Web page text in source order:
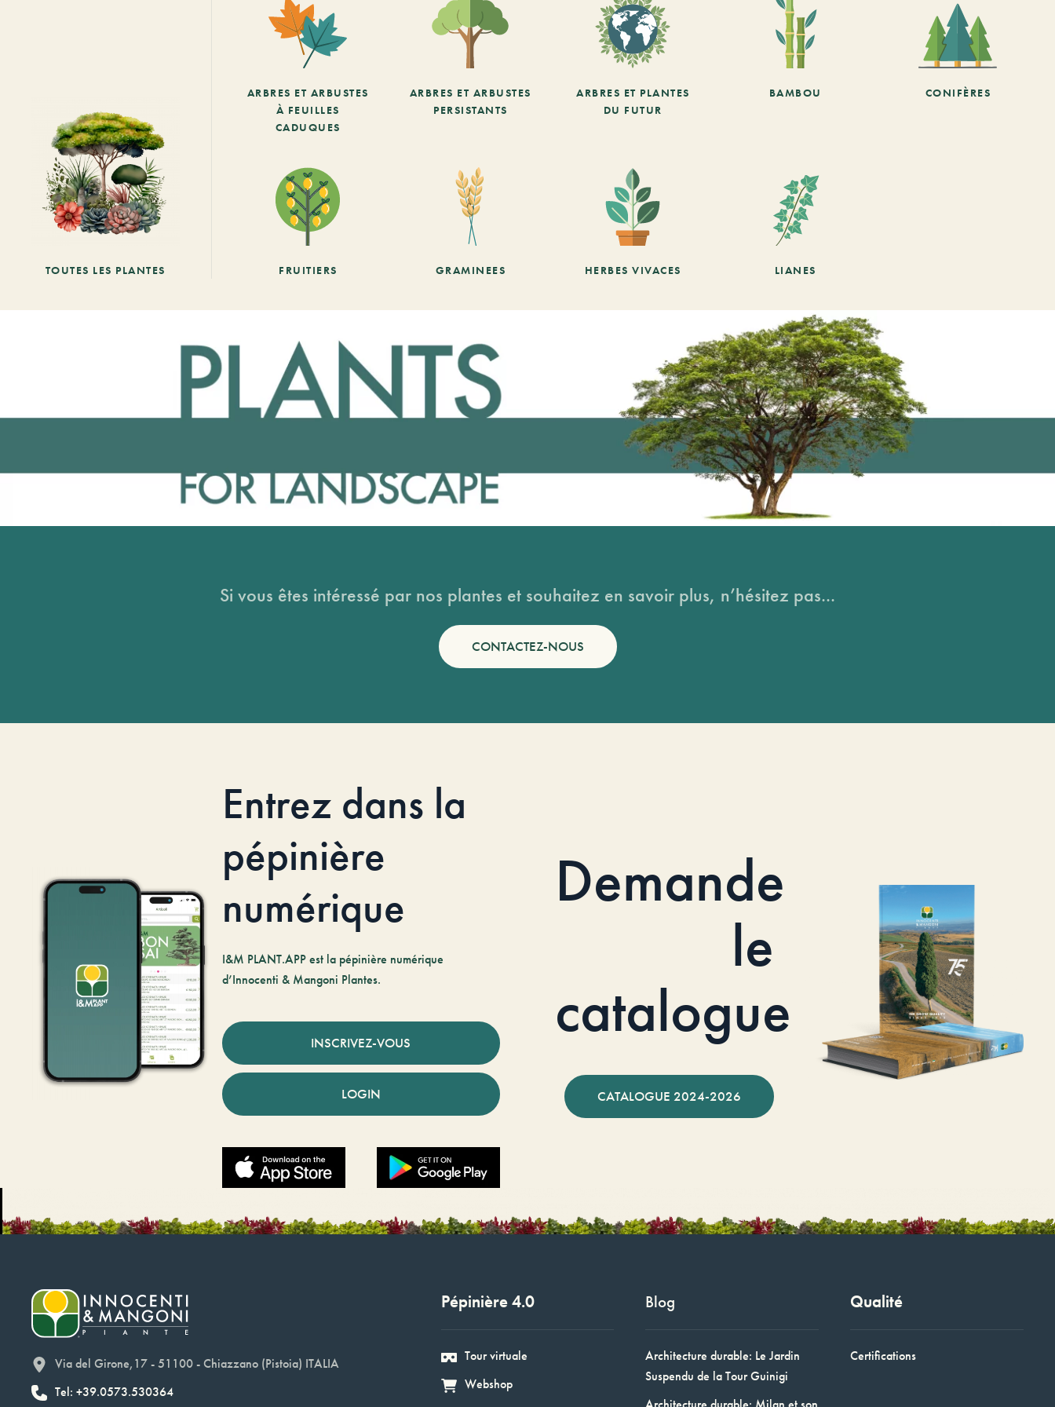
TOUTES LES PLANTES
ARBRES ET ARBUSTES
À FEUILLES
CADUQUES
ARBRES ET ARBUSTES
PERSISTANTS
ARBRES ET PLANTES
DU FUTUR
BAMBOU CONIFÈRES
FRUITIERS GRAMINEES HERBES VIVACES LIANES
Si vous êtes intéressé par nos plantes et souhaitez en savoir plus, n’hésitez pas...
CONTACTEZ-NOUS
Entrez dans la
pépinière
numérique
I&M PLANT.APP est la pépinière numérique
d’Innocenti & Mangoni Plantes.
INSCRIVEZ-VOUS
LOGIN
Demande
le
catalogue
CATALOGUE 2024-2026
Via del Girone,17 - 51100 - Chiazzano (Pistoia) ITALIA
Tel: +39.0573.530364
Pépinière 4.0
Tour virtuale
Webshop
Blog
Architecture durable: Le Jardin
Suspendu de la Tour Guinigi
Qualité
Certifications